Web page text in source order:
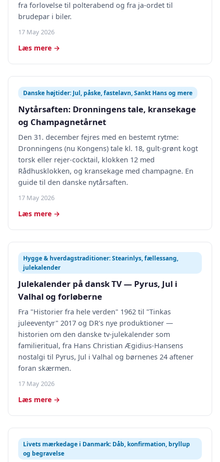
fra forlovelse til polterabend og fra ja-ordet til
brudepar i biler.
17 May 2026
Læs mere →
Danske højtider: Jul, påske, fastelavn, Sankt Hans og mere
Nytårsaften: Dronningens tale, kransekage
og Champagnetårnet
Den 31. december fejres med en bestemt rytme:
Dronningens (nu Kongens) tale kl. 18, gult-grønt kogt
torsk eller rejer-cocktail, klokken 12 med
Rådhusklokken, og kransekage med champagne. En
guide til den danske nytårsaften.
17 May 2026
Læs mere →
Hygge & hverdagstraditioner: Stearinlys, fællessang,
julekalender
Julekalender på dansk TV — Pyrus, Jul i
Valhal og forløberne
Fra "Historier fra hele verden" 1962 til "Tinkas
juleeventyr" 2017 og DR's nye produktioner —
historien om den danske tv-julekalender som
familieritual, fra Hans Christian Ægidius-Hansens
nostalgi til Pyrus, Jul i Valhal og børnenes 24 aftener
foran skærmen.
17 May 2026
Læs mere →
Livets mærkedage i Danmark: Dåb, konfirmation, bryllup
og begravelse